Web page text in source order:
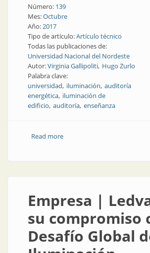
Número: 139
Mes:Octubre
Año:2017
Tipo de artículo:Artículo técnico
Todas las publicaciones de:
Universidad Nacional del Nordeste
Autor:Virginia Gallipoliti Hugo Zurlo
Palabra clave:
universidad iluminación auditoría
energética iluminación de
edificio auditoría enseñanza
Read moreabout Artículo técnico |
Empresa |
su compromiso
Desafío Global